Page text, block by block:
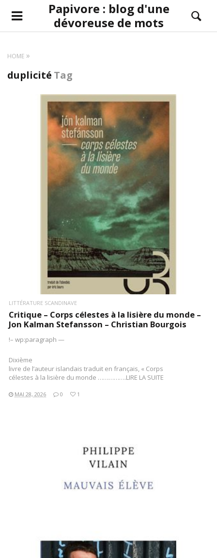
Papivore : blog d'une
dévoreuse de mots
HOME
duplicité Tag
LIRE LA SUITE
LITTÉRATURE SCANDINAVE
Critique – Corps célestes à la lisière du monde –
Jon Kalman Stefansson – Christian Bourgois
!– wp:paragraph —
Dixième
livre de l’auteur islandais traduit en français, « Corps
célestes à la lisière du monde …………….LIRE LA SUITE
MAI 28, 2026 0 1